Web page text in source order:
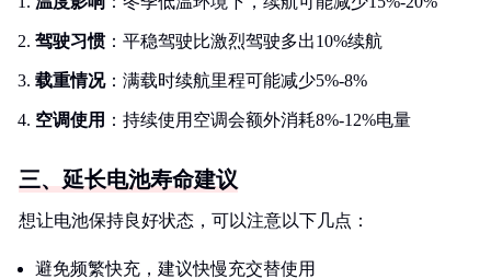
驾驶习惯：平稳驾驶比激烈驾驶多出10%续航
载重情况：满载时续航里程可能减少5%-8%
空调使用 ：持续使用空调会额外消耗8%-12%电量
三、延长电池寿命建议
想让电池保持良好状态，可以注意以下几点：
避免频繁快充，建议快慢充交替使用